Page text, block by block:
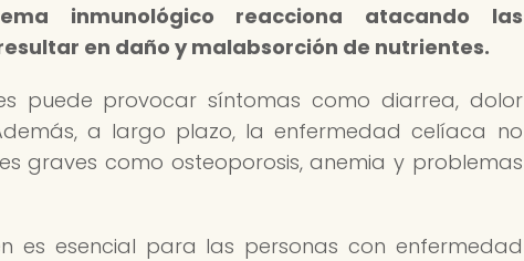
inmunológico reacciona atacando las
en daño y malabsorción de nutrientes.
puede provocar síntomas como diarrea, dolor
a largo plazo, la enfermedad celíaca no
graves como osteoporosis, anemia y problemas
es esencial para las personas con enfermedad